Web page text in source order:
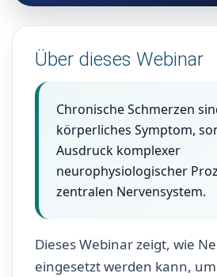
Über dieses Webinar
Chronische Schmerzen
körperliches Symptom,
Ausdruck komplexer
neurophysiologischer
zentralen Nervensystem.
Dieses Webinar zeigt, wie
eingesetzt werden kann, um